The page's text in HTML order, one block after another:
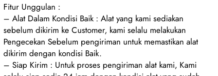
Fitur Unggulan :
– Alat Dalam Kondisi Baik : Alat yang kami sediakan
sebelum dikirim ke Customer, kami selalu melakukan
Pengecekan Sebelum pengiriman untuk memastikan alat
dikirim dengan kondisi Baik.
– Siap Kirim : Untuk proses pengiriman alat kami, Kami